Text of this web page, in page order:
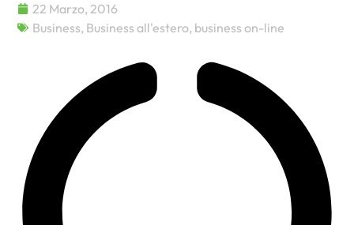
22 Marzo, 2016
Business, Business all'estero, business on-line